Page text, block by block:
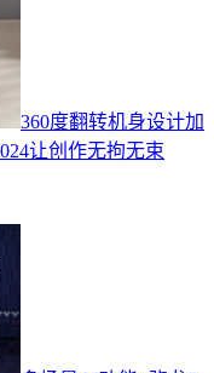
360度翻转机身设计加
让创作无拘无束